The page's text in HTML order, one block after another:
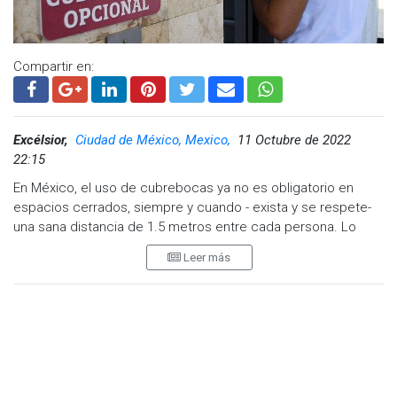
Compartir en:
Excélsior, Ciudad de México, Mexico,
11 Octubre de 2022
22:15
En México, el uso de cubrebocas ya no es obligatorio en
espacios cerrados, siempre y cuando - exista y se respete-
una sana distancia de 1.5 metros entre cada persona. Lo
mismo aplicará para sitios abiertos, informó la Secretaría de
Leer más